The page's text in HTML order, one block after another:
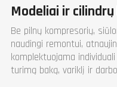
Modeliai ir
Be pilnų kompresorių,
naudingi remontui,
komplektuojama
turimą baką, variklį ir